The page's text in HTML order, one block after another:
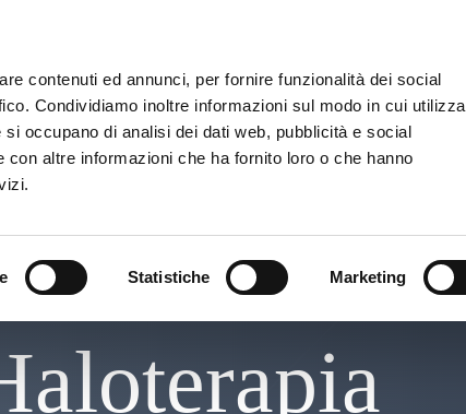
contenuti ed annunci, per fornire funzionalità dei social
Condividiamo inoltre informazioni sul modo in cui utilizza
occupano di analisi dei dati web, pubblicità e social
con altre informazioni che ha fornito loro o che hanno
Statistiche Marketing